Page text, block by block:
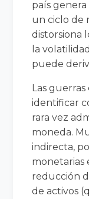
país
un ciclo de
distorsiona
la
puede
Las guerras
identificar
rara vez
moneda.
indirecta,
monetarias
reducción
de activos